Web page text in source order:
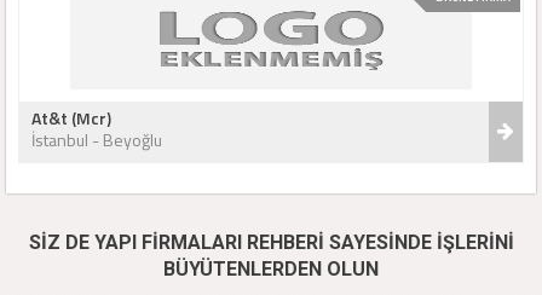
At&t (Mcr)
İstanbul - Beyoğlu
SİZ DE YAPI FİRMALARI REHBERİ SAYESİNDE İŞLERİNİ
BÜYÜTENLERDEN OLUN